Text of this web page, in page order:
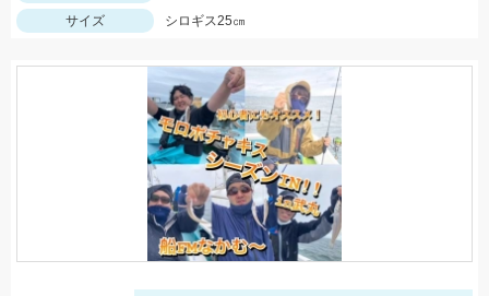
サイズ
シロギス25㎝